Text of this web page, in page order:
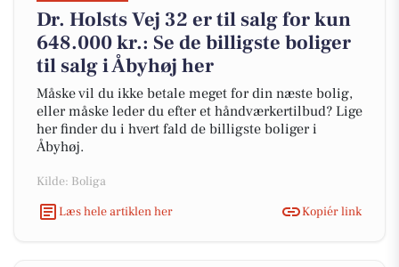
Dr. Holsts Vej 32 er til salg for kun
648.000 kr.: Se de billigste boliger
til salg i Åbyhøj her
Måske vil du ikke betale meget for din næste bolig,
eller måske leder du efter et håndværkertilbud? Lige
her finder du i hvert fald de billigste boliger i
Åbyhøj.
Kilde: Boliga
Læs hele artiklen her
Kopiér link